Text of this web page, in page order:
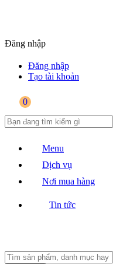
Đăng nhập
Đăng nhập
Tạo tài khoản
0
Menu
Dịch vụ
Nơi mua hàng
Tin tức